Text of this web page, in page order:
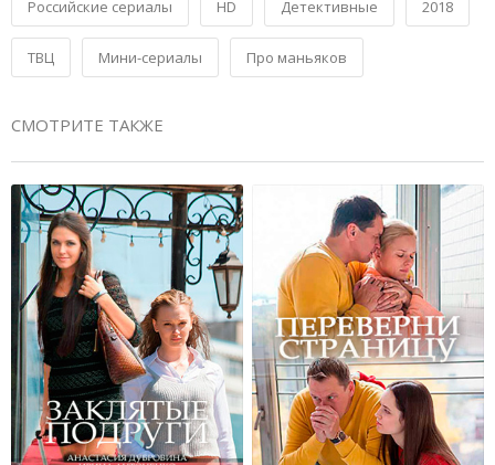
Российские сериалы HD Детективные 2018
ТВЦ Мини-сериалы Про маньяков
СМОТРИТЕ ТАКЖЕ